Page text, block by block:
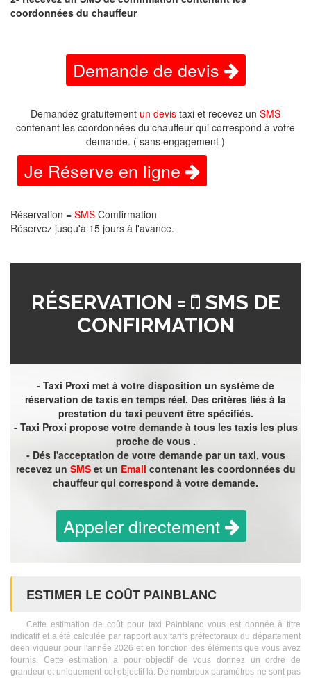
coordonnées du chauffeur
Demande de devis
Demandez gratuitement un devis taxi et recevez un SMS
contenant les coordonnées du chauffeur qui correspond à votre
demande. ( sans engagement )
Je Réserve en ligne
Réservation = SMS Comfirmation
Réservez jusqu'à 15 jours à l'avance.
RÉSERVATION =
SMS DE
CONFIRMATION
- Taxi Proxi met à votre disposition un système de
réservation de taxis en temps réel. Des critères liés à la
prestation du taxi peuvent être spécifiés.
- Taxi Proxi propose votre demande à tous les taxis les plus
proche de vous .
- Dés l'acceptation de votre demande par un taxi, vous
recevez un SMSet un Email contenant les coordonnées du
chauffeur qui correspond à votre demande.
Appeler directement
ESTIMER LE COÛT PAINBLANC
Cette estimation de coût pour taxi Painblanc vous est donnée à titre
indicatif et a été calculée par rapport aux tarifs préfectoraux du département
deen vigueur pour l'année 2026 et en fonction des éléments que vous avez
fournis. Cette estimation a pour objectif de vous donnez un ordre de
grandeur et uniquement cet objectif là. De nombreux paramètres ne sont pas